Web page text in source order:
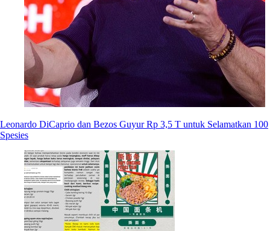
Leonardo DiCaprio dan Bezos Guyur Rp 3,5 T untuk Selamatkan 100
Spesies